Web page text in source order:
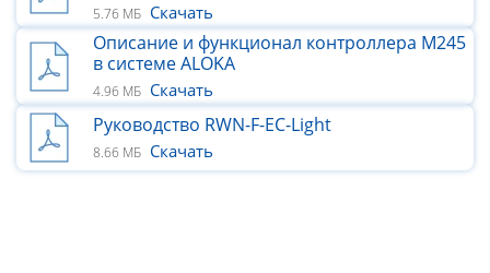
5.76 МБ Скачать
Описание и функционал контроллера M245
в системе ALOKA
4.96 МБ Скачать
Руководство RWN-F-ЕС-Light
8.66 МБ Скачать